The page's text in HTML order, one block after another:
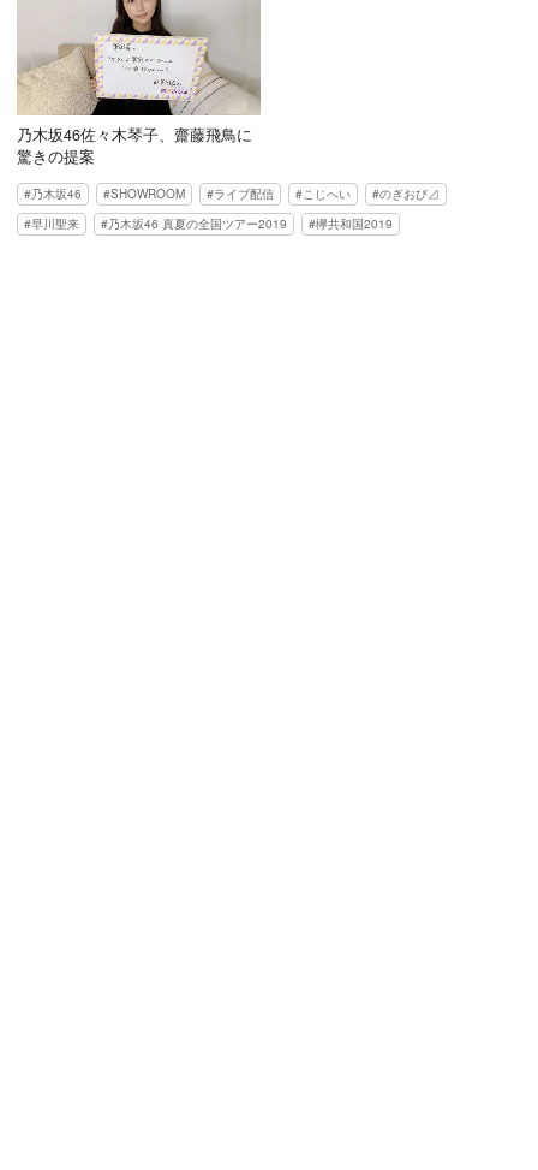
乃木坂46佐々木琴子、齋藤飛鳥に
驚きの提案
乃木坂46 SHOWROOM ライブ配信 こじへい
のぎおび⊿
早川聖来
乃木坂46 真夏の全国ツアー2019 欅共和国2019